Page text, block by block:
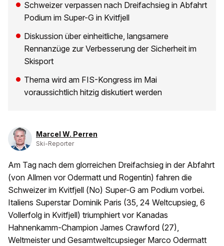
Schweizer verpassen nach Dreifachsieg in Abfahrt
Podium im Super-G in Kvitfjell
Diskussion über einheitliche, langsamere
Rennanzüge zur Verbesserung der Sicherheit im
Skisport
Thema wird am FIS-Kongress im Mai
voraussichtlich hitzig diskutiert werden
Marcel W. Perren
Ski-Reporter
Am Tag nach dem glorreichen Dreifachsieg in der Abfahrt
(von Allmen vor Odermatt und Rogentin) fahren die
Schweizer im Kvitfjell (No) Super-G am Podium vorbei.
Italiens Superstar Dominik Paris (35, 24 Weltcupsieg, 6
Vollerfolg in Kvitfjell) triumphiert vor Kanadas
Hahnenkamm-Champion James Crawford (27),
Weltmeister und Gesamtweltcupsieger Marco Odermatt